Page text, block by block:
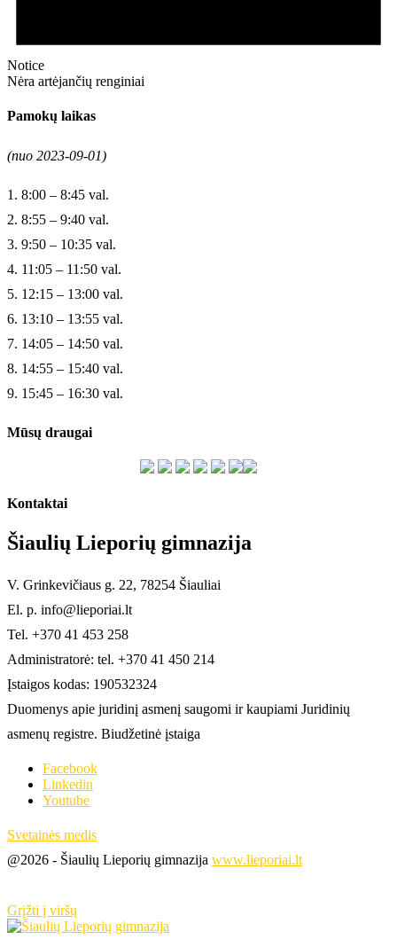
Notice
Nėra artėjančių renginiai
Pamokų laikas
(nuo 2023-09-01)
1. 8:00 – 8:45 val.
2. 8:55 – 9:40 val.
3. 9:50 – 10:35 val.
4. 11:05 – 11:50 val.
5. 12:15 – 13:00 val.
6. 13:10 – 13:55 val.
7. 14:05 – 14:50 val.
8. 14:55 – 15:40 val.
9. 15:45 – 16:30 val.
Mūsų draugai
Kontaktai
Šiaulių Lieporių gimnazija
V. Grinkevičiaus g. 22, 78254 Šiauliai
El. p. info@lieporiai.lt
Tel. +370 41 453 258
Administratorė: tel. +370 41 450 214
Įstaigos kodas: 190532324
Duomenys apie juridinį asmenį saugomi ir kaupiami Juridinių
asmenų registre. Biudžetinė įstaiga
Facebook
Linkedin
Youtube
Svetainės medis
@2026 - Šiaulių Lieporių gimnazija www.lieporiai.lt
Grįžti į viršų